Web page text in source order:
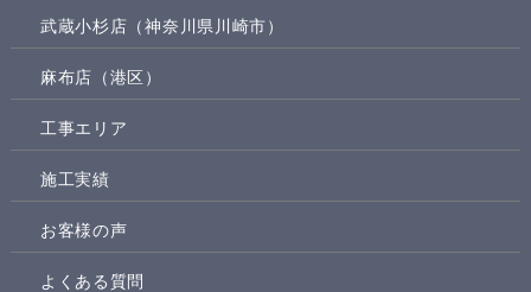
武蔵小杉店（神奈川県川崎市）
麻布店（港区）
工事エリア
施工実績
お客様の声
よくある質問